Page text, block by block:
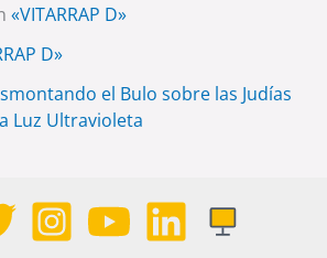
«VITARRAP D»
D»
el Bulo sobre las Judías
Luz Ultravioleta